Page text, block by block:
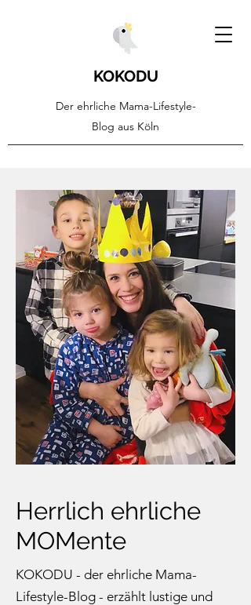
KOKODU
Der ehrliche Mama-Lifestyle-
Blog aus Köln
Herrlich ehrliche
MOMente
KOKODU - der ehrliche Mama-
Lifestyle-Blog - erzählt lustige und